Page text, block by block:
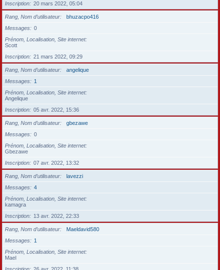
Inscription
20 mars 2022, 05:04
Rang, Nom d’utilisateur
bhuzacpo416
Messages
0
Prénom, Localisation, Site internet
Scott
Inscription
21 mars 2022, 09:29
Rang, Nom d’utilisateur
angelique
Messages
1
Prénom, Localisation, Site internet
Angelique
Inscription
05 avr. 2022, 15:36
Rang, Nom d’utilisateur
gbezawe
Messages
0
Prénom, Localisation, Site internet
Gbezawe
Inscription
07 avr. 2022, 13:32
Rang, Nom d’utilisateur
lavezzi
Messages
4
Prénom, Localisation, Site internet
kamagra
Inscription
13 avr. 2022, 22:33
Rang, Nom d’utilisateur
Maeldavid580
Messages
1
Prénom, Localisation, Site internet
Mael